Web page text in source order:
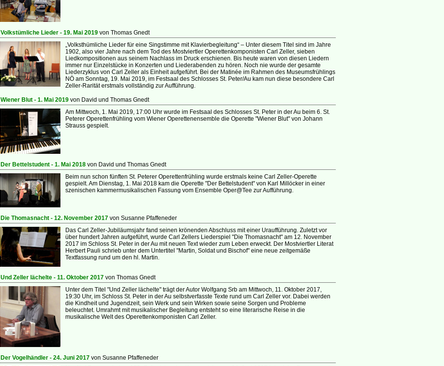
Volkstümliche Lieder - 19. Mai 2019 von Thomas Gnedt
„Volksthümliche Lieder für eine Singstimme mit Klavierbegleitung“ – Unter diesem Titel sind im Jahre
1902, also vier Jahre nach dem Tod des Mostviertler Operettenkomponisten Carl Zeller, sieben
Liedkompositionen aus seinem Nach­lass im Druck erschienen. Bis heute waren von diesen Liedern
immer nur Einzel­stücke in Konzerten und Liederabenden zu hören. Noch nie wurde der gesamte
Liederzyklus von Carl Zeller als Einheit aufgeführt. Bei der Matinée im Rahmen des Museumsfrühlings
NÖ am Sonntag, 19. Mai 2019, im Festsaal des Schlosses St. Peter/Au kam nun diese besondere Carl
Zeller-Rarität erstmals vollständig zur Aufführung.
Wiener Blut - 1. Mai 2019 von David und Thomas Gnedt
Am Mittwoch, 1. Mai 2019, 17:00 Uhr wurde im Festsaal des Schlosses St. Peter in der Au beim 6. St.
Peterer Operettenfrühling vom Wiener Operettenensemble die Operette "Wiener Blut" von Johann
Strauss gespielt.
Der Bettelstudent - 1. Mai 2018 von David und Thomas Gnedt
Beim nun schon fünften St. Peterer Operettenfrühling wurde erstmals keine Carl Zeller-Operette
gespielt. Am Dienstag, 1. Mai 2018 kam die Operette "Der Bettelstudent" von Karl Millöcker in einer
szenischen kammermusikalischen Fassung vom Ensemble Oper@Tee zur Aufführung.
Die Thomasnacht - 12. November 2017 von Susanne Pfaffeneder
Das Carl Zeller-Jubiläumsjahr fand seinen krö­nenden Abschluss mit einer Uraufführung. Zuletzt vor
über hundert Jahren auf­geführt, wurde Carl Zellers Liederspiel "Die Thomasnacht" am 12. November
2017 im Schloss St. Peter in der Au mit neuen Text wieder zum Leben erweckt. Der Mostviertler Literat
Herbert Pauli schrieb unter dem Untertitel "Martin, Soldat und Bischof" eine neue zeitgemäße
Textfassung rund um den hl. Martin.
Und Zeller lächelte - 11. Oktober 2017 von Thomas Gnedt
Unter dem Titel "Und Zeller lächelte" trägt der Autor Wolfgang Srb am Mittwoch, 11. Oktober 2017,
19:30 Uhr, im Schloss St. Peter in der Au selbstverfasste Texte rund um Carl Zeller vor. Dabei werden
die Kindheit und Jugendzeit, sein Werk und sein Wirken sowie seine Sorgen und Probleme
beleuchtet. Umrahmt mit musikalischer Begleitung entsteht so eine literarische Reise in die
musikalische Welt des Operettenkomponisten Carl Zeller.
Der Vogelhändler - 24. Juni 2017 von Susanne Pfaffeneder